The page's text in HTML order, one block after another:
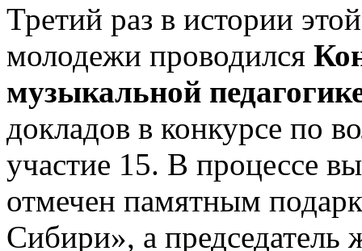
Третий раз в истории
молодежи проводился
музыкальной
докладов в конкурсе по
участие 15. В процессе
отмечен памятным
Сибири», а